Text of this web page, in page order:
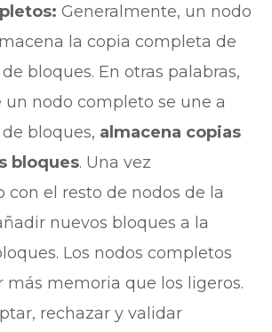
Generalmente, un nodo
la copia completa de
bloques. En otras palabras,
un nodo completo se une a
bloques, almacena copias
bloques. Una vez
con el resto de nodos de la
nuevos bloques a la
Los nodos completos
más memoria que los ligeros.
rechazar y validar